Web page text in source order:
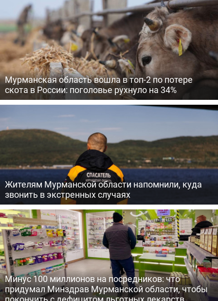
Мурманская область вошла в топ-2 по потере
скота в России: поголовье рухнуло на 34%
Жителям Мурманской области напомнили, куда
звонить в экстренных случаях
Минус 100 миллионов на посредников: что
придумал Минздрав Мурманской области, чтобы